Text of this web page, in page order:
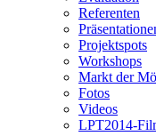
Referenten
Projektspots
Workshops
Markt der
Fotos
Videos
LPT2014-